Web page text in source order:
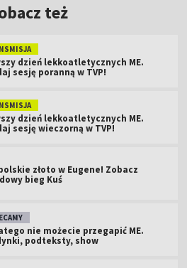
też
dzień lekkoatletycznych ME.
sesję poranną w TVP!
dzień lekkoatletycznych ME.
sesję wieczorną w TVP!
złoto w Eugene! Zobacz
bieg Kuś
nie możecie przegapić ME.
podteksty, show